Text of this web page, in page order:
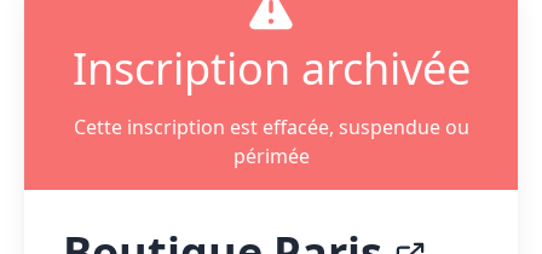
Inscription archivée
Cette inscription est effacée, suspendue ou
périmée